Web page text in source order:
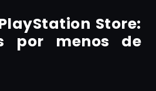
Store:
por menos de